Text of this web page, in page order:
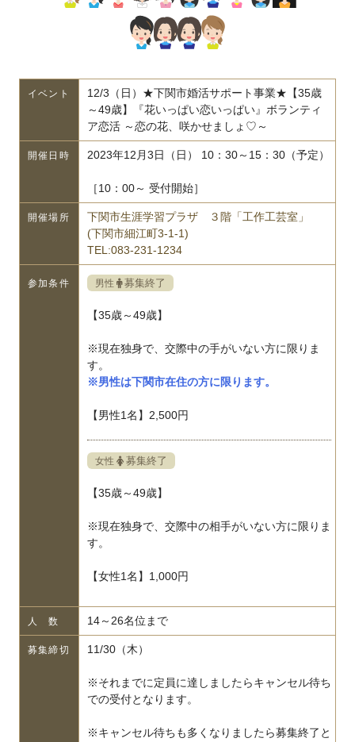
イベント
12/3（日）★下関市婚活サポート事業★【35歳
～49歳】『花いっぱい恋いっぱい』ボランティ
ア恋活 ～恋の花、咲かせましょ♡～
開催日時 2023年12月3日（日） 10：30～15：30（予定）
［10：00～ 受付開始］
開催場所
下関市生涯学習プラザ ３階「工作工芸室」
(下関市細江町3-1-1)
TEL:083-231-1234
参加条件 男性 募集終了
【35歳～49歳】
※現在独身で、交際中の手がいない方に限りま
す。
※男性は下関市在住の方に限ります。
【男性1名】2,500円
女性 募集終了
【35歳～49歳】
※現在独身で、交際中の相手がいない方に限りま
す。
【女性1名】1,000円
人 数 14～26名位まで
募集締切 11/30（木）
※それまでに定員に達しましたらキャンセル待ち
での受付となります。
※キャンセル待ちも多くなりましたら募集終了と